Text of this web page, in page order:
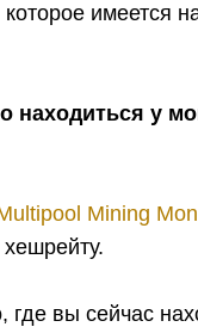
имеется
находиться у
Mining
где вы сейчас